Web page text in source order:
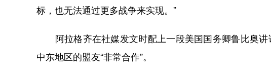
标，也无法通过更多战争来实现。”
阿拉格齐在社媒发文时配上一段美国国务卿鲁比奥讲
中东地区的盟友“非常合作”。